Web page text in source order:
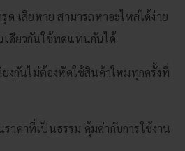
ด เสียหาย สามารถหาอะไหล่ได้ง่าย
เดียวกันใช้ทดแทนกันได้
ยงกันไม่ต้องหัดใช้สินค้าใหมทุกครั้งที่
าคาที่เป็นธรรม คุ้มค่ากับการใช้งาน